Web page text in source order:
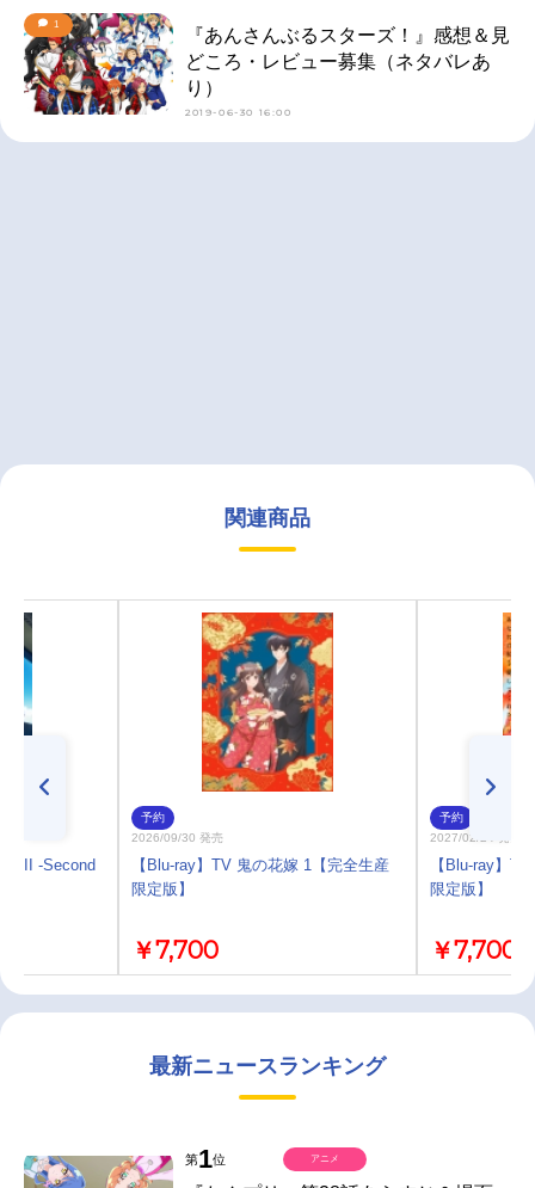
1
『あんさんぶるスターズ！』感想＆見
どころ・レビュー募集（ネタバレあ
り）
2019-06-30 16:00
関連商品
II -Second
予約
2026/09/30 発売
【Blu-ray】TV 鬼の花嫁 1【完全生産
限定版】
￥7,700
予約
2027/02/24 発売
【Blu-ray】
限定版】
￥7,700
最新ニュースランキング
第1位 アニメ